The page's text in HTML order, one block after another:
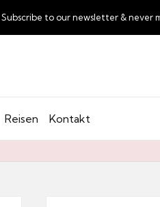
Subscribe to our newsletter & never
Reisen Kontakt